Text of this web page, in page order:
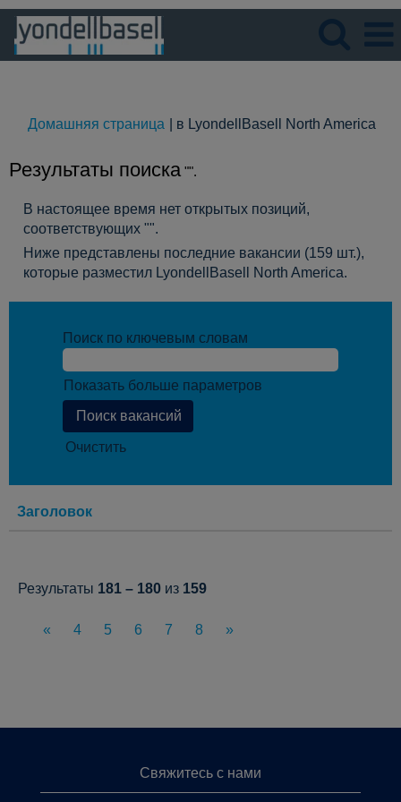
Домашняя страница в LyondellBasell North America
Результаты поиска "".
В настоящее время нет открытых позиций,
соответствующих "".
Ниже представлены последние вакансии (159 шт.),
которые разместил LyondellBasell North America.
Поиск по ключевым словам
Показать больше параметров
Очистить
Заголовок
Результаты 181 – 180 из 159
« 4 5 6 7 8 »
Свяжитесь с нами